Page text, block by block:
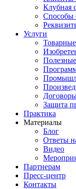
Клубная
Способы
Услуги
Защита
Практика
Материалы
Блог
Ответы
Видео
Партнерам
Пресс-центр
Контакты